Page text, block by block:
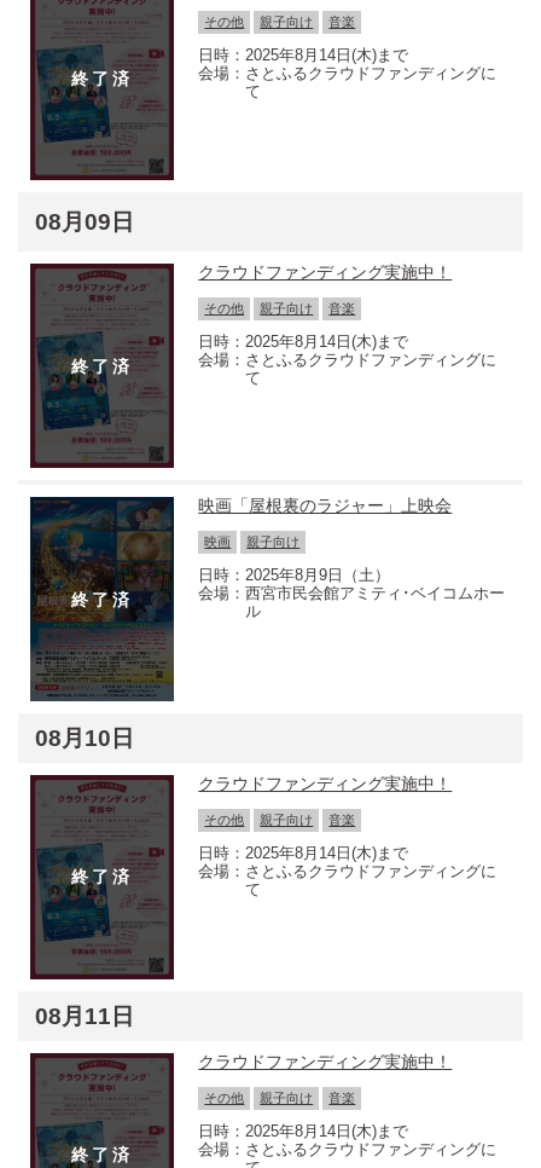
その他 親子向け 音楽
2025年8月14日(木)まで
さとふるクラウドファンディングに
て
08月09日
クラウドファンディング実施中！
その他 親子向け 音楽
2025年8月14日(木)まで
さとふるクラウドファンディングに
て
映画「屋根裏のラジャー」上映会
映画 親子向け
2025年8月9日（土）
西宮市民会館アミティ･ベイコムホー
ル
08月10日
クラウドファンディング実施中！
その他 親子向け 音楽
2025年8月14日(木)まで
さとふるクラウドファンディングに
て
08月11日
クラウドファンディング実施中！
その他 親子向け 音楽
2025年8月14日(木)まで
さとふるクラウドファンディングに